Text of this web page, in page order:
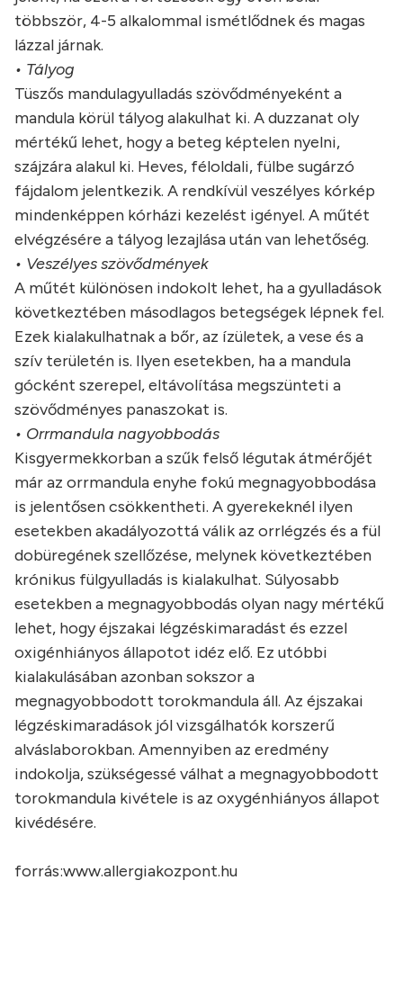
többször, 4-5 alkalommal ismétlődnek és magas
lázzal járnak.
• Tályog
Tüszős mandulagyulladás szövődményeként a
mandula körül tályog alakulhat ki. A duzzanat oly
mértékű lehet, hogy a beteg képtelen nyelni,
szájzára alakul ki. Heves, féloldali, fülbe sugárzó
fájdalom jelentkezik. A rendkívül veszélyes kórkép
mindenképpen kórházi kezelést igényel. A műtét
elvégzésére a tályog lezajlása után van lehetőség.
• Veszélyes szövődmények
A műtét különösen indokolt lehet, ha a gyulladások
következtében másodlagos betegségek lépnek fel.
Ezek kialakulhatnak a bőr, az ízületek, a vese és a
szív területén is. Ilyen esetekben, ha a mandula
gócként szerepel, eltávolítása megszünteti a
szövődményes panaszokat is.
• Orrmandula nagyobbodás
Kisgyermekkorban a szűk felső légutak átmérőjét
már az orrmandula enyhe fokú megnagyobbodása
is jelentősen csökkentheti. A gyerekeknél ilyen
esetekben akadályozottá válik az orrlégzés és a fül
dobüregének szellőzése, melynek következtében
krónikus fülgyulladás is kialakulhat. Súlyosabb
esetekben a megnagyobbodás olyan nagy mértékű
lehet, hogy éjszakai légzéskimaradást és ezzel
oxigénhiányos állapotot idéz elő. Ez utóbbi
kialakulásában azonban sokszor a
megnagyobbodott torokmandula áll. Az éjszakai
légzéskimaradások jól vizsgálhatók korszerű
alváslaborokban. Amennyiben az eredmény
indokolja, szükségessé válhat a megnagyobbodott
torokmandula kivétele is az oxygénhiányos állapot
kivédésére.
forrás:www.allergiakozpont.hu